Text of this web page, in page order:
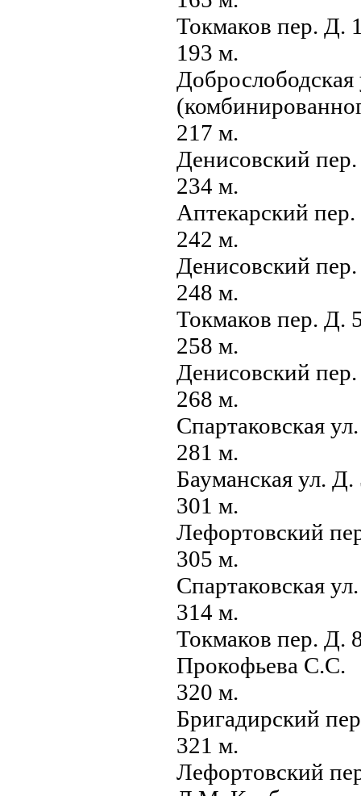
Токмаков пер. Д.
193 м.
217 м.
Денисовский
234 м.
Аптекарский
242 м.
Денисовский
248 м.
Токмаков пер. Д.
258 м.
Денисовский
268 м.
Спартаковская
281 м.
Бауманская ул.
301 м.
Лефортовский
305 м.
Спартаковская
314 м.
Токмаков пер. Д.
Прокофьева С.С.
320 м.
Бригадирский
321 м.
Лефортовский